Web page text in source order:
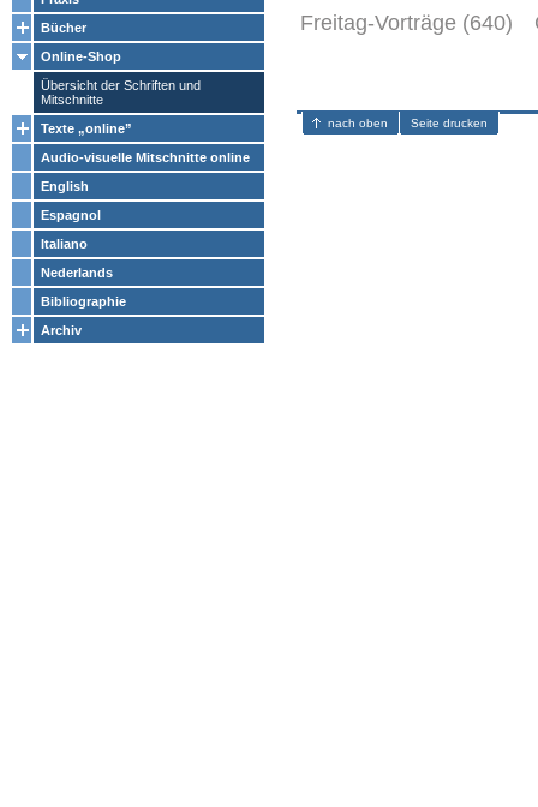
Bücher
Online-Shop
Übersicht der Schriften und
Mitschnitte
Texte „online”
Audio-visuelle Mitschnitte online
English
Espagnol
Italiano
Nederlands
Bibliographie
Archiv
Freitag-Vorträge (640)
nach oben Seite drucken